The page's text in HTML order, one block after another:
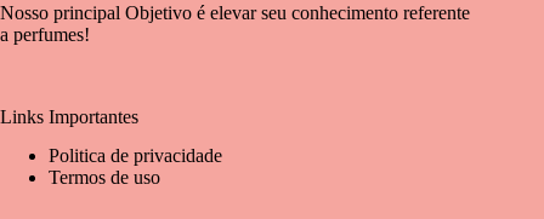
Nosso principal Objetivo é elevar seu conhecimento referente
a perfumes!
Links Importantes
Politica de privacidade
Termos de uso